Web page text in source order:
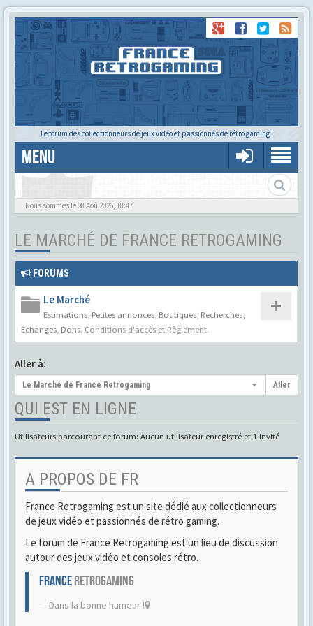
Le forum des collectionneurs de jeux vidéo et passionnés de rétro gaming !
MENU
Parcourir toutes les catégories du forum
Nous sommes le 08 Aoû 2026, 18:47
LE MARCHÉ DE FRANCE RETROGAMING
FORUMS
Le Marché
Estimations, Petites annonces, Boutiques, Recherches,
Échanges, Dons. Conditions d'accès et Règlement.
Aller à:
Le Marché de France Retrogaming Aller
QUI EST EN LIGNE
Utilisateurs parcourant ce forum: Aucun utilisateur enregistré et 1 invité
A PROPOS DE FR
France Retrogaming est un site dédié aux collectionneurs
de jeux vidéo et passionnés de rétro gaming.
Le forum de France Retrogaming est un lieu de discussion
autour des jeux vidéo et consoles rétro.
FRANCERETROGAMING
Dans la bonne humeur !